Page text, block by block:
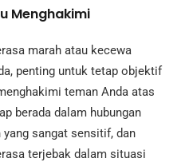
Menghakimi
marah atau kecewa
penting untuk tetap objektif
teman Anda atas
berada dalam hubungan
sangat sensitif, dan
terjebak dalam situasi